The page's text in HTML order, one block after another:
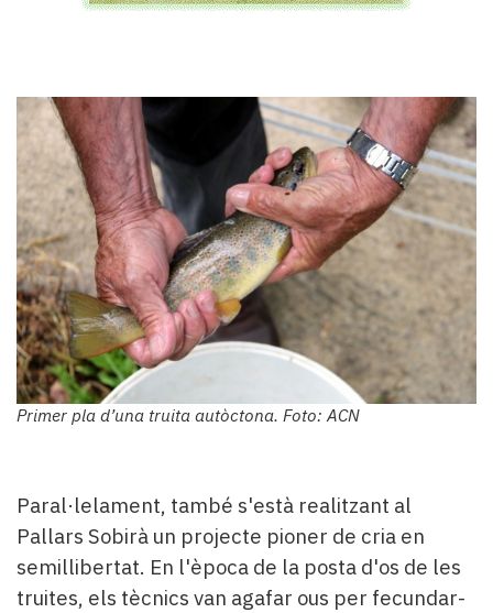
Primer pla d’una truita autòctona. Foto: ACN
Paral·lelament, també s'està realitzant al
Pallars Sobirà un projecte pioner de cria en
semillibertat. En l'època de la posta d'os de les
truites, els tècnics van agafar ous per fecundar-